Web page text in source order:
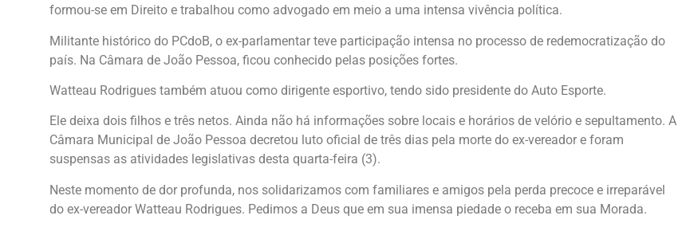
formou-se em Direito e trabalhou como advogado em meio a uma intensa vivência política.
Militante histórico do PCdoB, o ex-parlamentar teve participação intensa no processo de redemocratização do
país. Na Câmara de João Pessoa, ficou conhecido pelas posições fortes.
Watteau Rodrigues também atuou como dirigente esportivo, tendo sido presidente do Auto Esporte.
Ele deixa dois filhos e três netos. Ainda não há informações sobre locais e horários de velório e sepultamento. A
Câmara Municipal de João Pessoa decretou luto oficial de três dias pela morte do ex-vereador e foram
suspensas as atividades legislativas desta quarta-feira (3).
Neste momento de dor profunda, nos solidarizamos com familiares e amigos pela perda precoce e irreparável
do ex-vereador Watteau Rodrigues. Pedimos a Deus que em sua imensa piedade o receba em sua Morada.